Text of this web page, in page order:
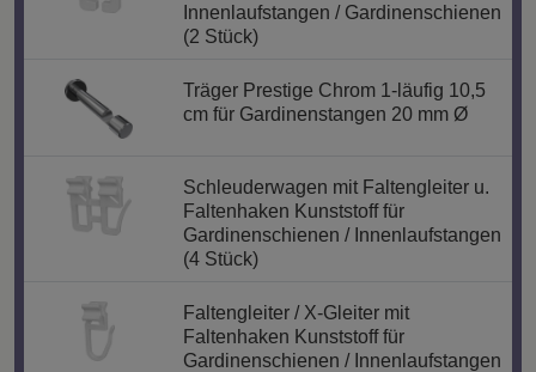
Innenlaufstangen / Gardinenschienen
(2 Stück)
Träger Prestige Chrom 1-läufig 10,5
cm für Gardinenstangen 20 mm Ø
Schleuderwagen mit Faltengleiter u.
Faltenhaken Kunststoff für
Gardinenschienen / Innenlaufstangen
(4 Stück)
Faltengleiter / X-Gleiter mit
Faltenhaken Kunststoff für
Gardinenschienen / Innenlaufstangen